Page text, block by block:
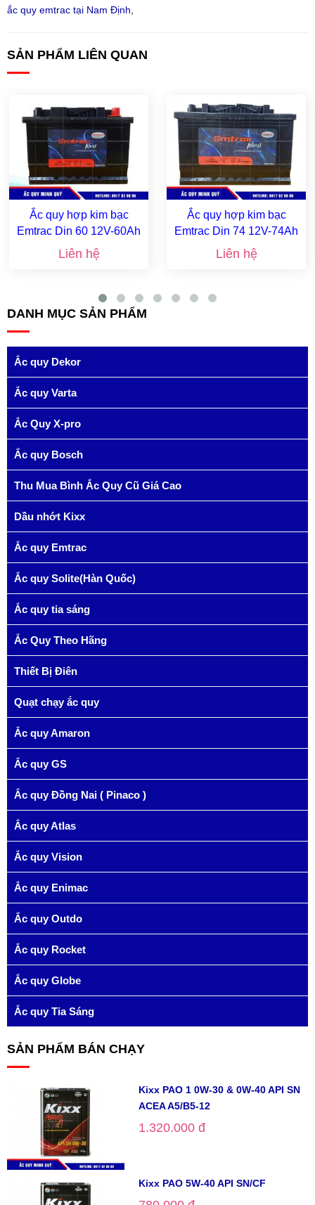
ắc quy emtrac tại Nam Định
SẢN PHẨM LIÊN QUAN
Ắc quy hợp kim bạc
Emtrac Din 60 12V-60Ah
Liên hệ
Ắc quy hợp kim bạc
Emtrac Din 74 12V-74Ah
Liên hệ
DANH MỤC SẢN PHẨM
Ắc quy Dekor
Ắc quy Varta
Ắc Quy X-pro
Ắc quy Bosch
Thu Mua Bình Ắc Quy Cũ Giá Cao
Dầu nhớt Kixx
Ắc quy Emtrac
Ắc quy Solite(Hàn Quốc)
Ắc quy tia sáng
Ắc Quy Theo Hãng
Thiết Bị Điên
Quạt chạy ắc quy
Ắc quy Amaron
Ắc quy GS
Ắc quy Đồng Nai ( Pinaco )
Ắc quy Atlas
Ắc quy Vision
Ắc quy Enimac
Ắc quy Outdo
Ắc quy Rocket
Ắc quy Globe
Ắc quy Tia Sáng
SẢN PHẨM BÁN CHẠY
Kixx PAO 1 0W-30 & 0W-40 API SN
ACEA A5/B5-12
1.320.000 đ
Kixx PAO 5W-40 API SN/CF